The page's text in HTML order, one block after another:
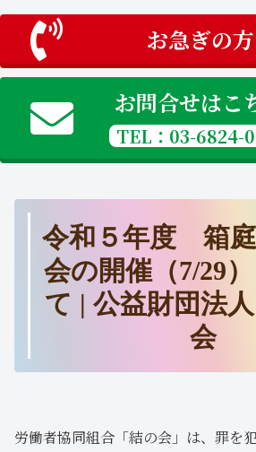
お急ぎの方
お問合せはこ
TEL：03-6824-
令和５年度 箱
会の開催（7/29
て | 公益財団法
会
労働者協同組合「結の会」は、罪を